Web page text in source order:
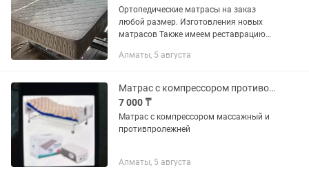
Ортопедические матрасы на заказ
любой размер. Изготовления новых
матрасов Также имеем реставрацию
замена по наполнением, замена
Доставка...
Алматы, 5 августа
Матрас с компрессором противопролежневый
7 000 ₸
Матрас с компрессором массажный и
противпролежней
Алматы, 5 августа